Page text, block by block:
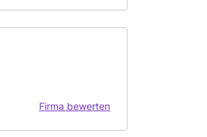
Firma bewerten